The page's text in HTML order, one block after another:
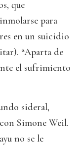
que
para
en un suicidio
“Aparta de
el sufrimiento
sideral,
Simone Weil.
no se le